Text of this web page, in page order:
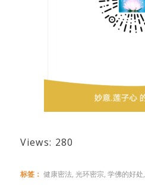
Views: 280
标签： 健康密法 光环密宗 学佛的好处